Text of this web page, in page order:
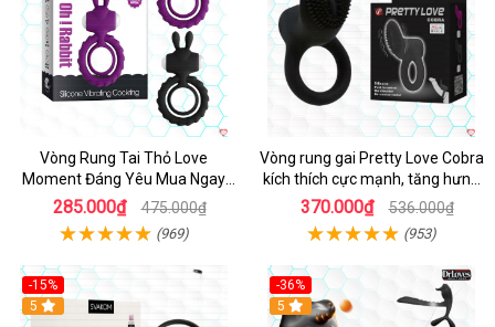
Vòng Rung Tai Thỏ Love
Moment Đáng Yêu Mua Ngay
Giá Tốt
285.000₫ 475.000₫
(969)
Vòng rung gai Pretty Love Cobra
kích thích cực mạnh, tăng hưng
phấn
370.000₫ 536.000₫
(953)
-15%
Hot
5
-36%
Hot
5